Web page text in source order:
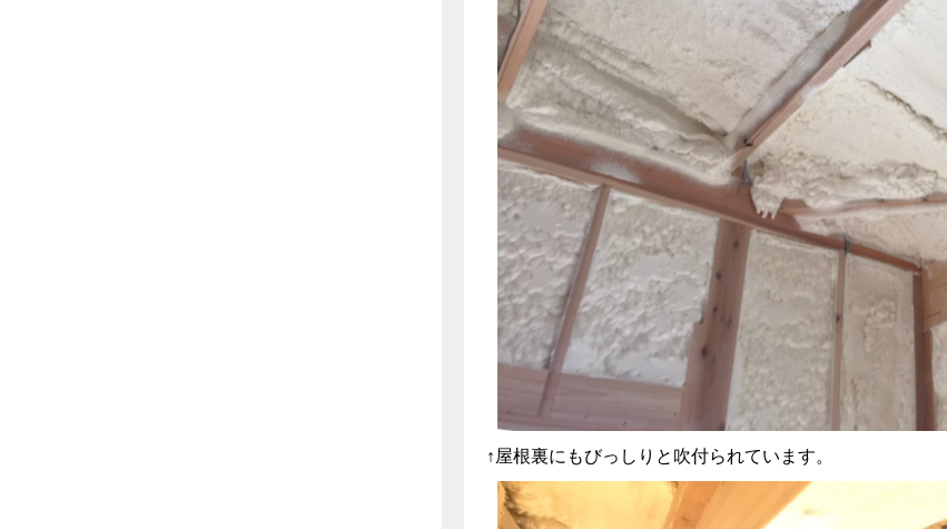
↑屋根裏にもびっしりと吹付られています。